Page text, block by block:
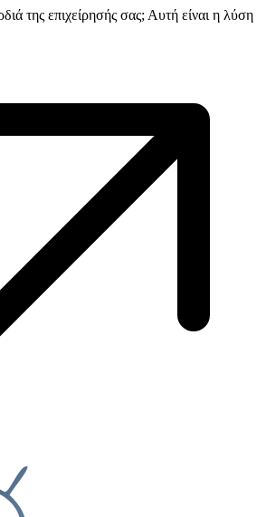
της επιχείρησής σας; Αυτή είναι η λύση